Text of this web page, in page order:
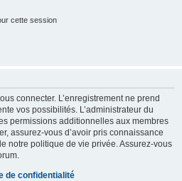
cette session
connecter. L’enregistrement ne prend
vos possibilités. L’administrateur du
permissions additionnelles aux membres
assurez-vous d’avoir pris connaissance
notre politique de vie privée. Assurez-vous
de confidentialité